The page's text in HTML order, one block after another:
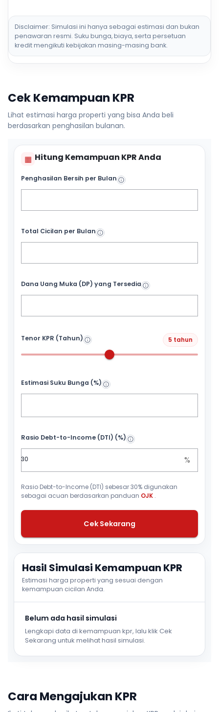
Disclaimer: Simulasi ini hanya sebagai estimasi dan bukan
penawaran resmi. Suku bunga, biaya, serta persetuan
kredit mengikuti kebijakan masing-masing bank.
Cek Kemampuan KPR
Lihat estimasi harga properti yang bisa Anda beli
berdasarkan penghasilan bulanan.
▦ Hitung Kemampuan KPR Anda
Penghasilan Bersih per Bulan
Total Cicilan per Bulan
Dana Uang Muka (DP) yang Tersedia
Tenor KPR (Tahun) 5 tahun
Estimasi Suku Bunga (%)
Rasio Debt-to-Income (DTI) (%)
%
Rasio Debt-to-Income (DTI) sebesar 30% digunakan
sebagai acuan berdasarkan panduan OJK .
Cek Sekarang
Hasil Simulasi Kemampuan KPR
Estimasi harga properti yang sesuai dengan
kemampuan cicilan Anda.
Belum ada hasil simulasi
Lengkapi data di kemampuan kpr, lalu klik Cek
Sekarang untuk melihat hasil simulasi.
Cara Mengajukan KPR